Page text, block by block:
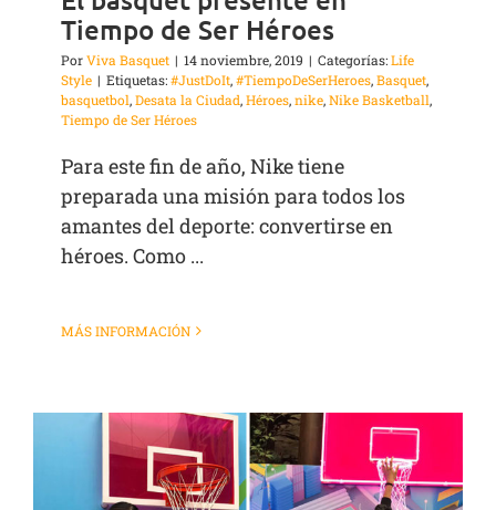
Tiempo de Ser Héroes
PorViva Basquet | 14 noviembre, 2019 | Categorías:Life
Style | Etiquetas:#JustDoIt,#TiempoDeSerHeroes,Basquet,
basquetbol,Desata la Ciudad,Héroes,nike,Nike Basketball,
Tiempo de Ser Héroes
Para este fin de año, Nike tiene
preparada una misión para todos los
amantes del deporte: convertirse en
héroes. Como ...
MÁS INFORMACIÓN